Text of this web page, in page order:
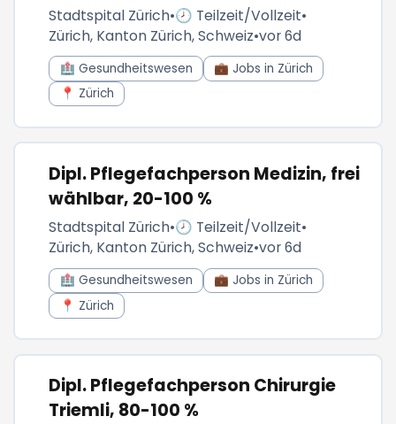
Stadtspital Zürich•🕗 Teilzeit/Vollzeit•
Zürich, Kanton Zürich, Schweiz•vor 6d
🏥 Gesundheitswesen
💼 Jobs in Zürich
📍 Zürich
Dipl. Pflegefachperson Medizin, frei
wählbar, 20-100 %
Stadtspital Zürich•🕗 Teilzeit/Vollzeit•
Zürich, Kanton Zürich, Schweiz•vor 6d
🏥 Gesundheitswesen
💼 Jobs in Zürich
📍 Zürich
Dipl. Pflegefachperson Chirurgie
Triemli, 80-100 %